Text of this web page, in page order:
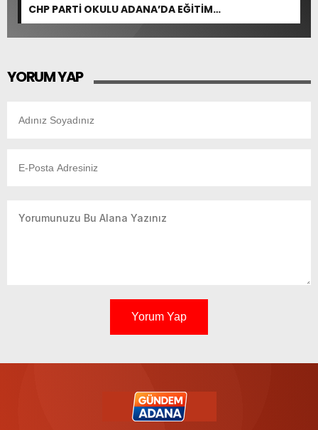
CHP PARTİ OKULU ADANA’DA EĞİTİM
GERÇEKLEŞTİRDİ
YORUM YAP
Yorum Yap